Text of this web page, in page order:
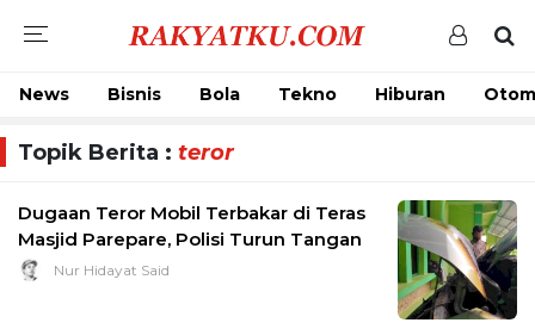
News Bisnis Bola Tekno Hiburan
Topik Berita : teror
Dugaan Teror Mobil Terbakar di Teras
Masjid Parepare, Polisi Turun Tangan
Nur Hidayat Said